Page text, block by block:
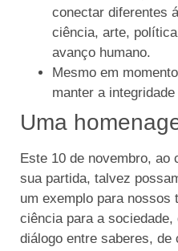
conectar diferentes
ciência, arte,
avanço humano.
Mesmo em
manter a
Uma
Este 10 de novembro, ao
sua partida, talvez
um exemplo para nossos
ciência para a
diálogo entre saberes, de